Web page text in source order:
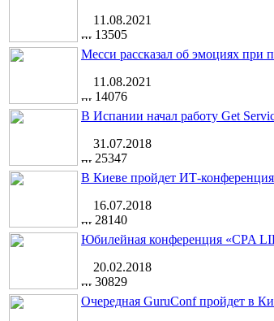
11.08.2021
13505
Месси рассказал об эмоциях при
11.08.2021
14076
В Испании начал работу Get
31.07.2018
25347
В Киеве пройдет ИТ-
16.07.2018
28140
Юбилейная конференция «CPA
20.02.2018
30829
Очередная GuruConf пройдет в